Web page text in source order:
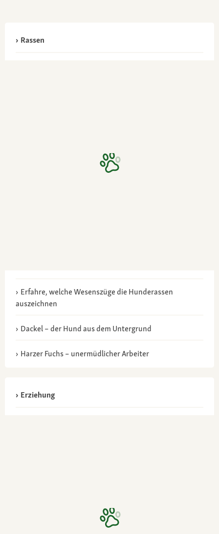
Rassen
Erfahre, welche Wesenszüge die Hunderassen
auszeichnen
Dackel – der Hund aus dem Untergrund
Harzer Fuchs – unermüdlicher Arbeiter
Erziehung